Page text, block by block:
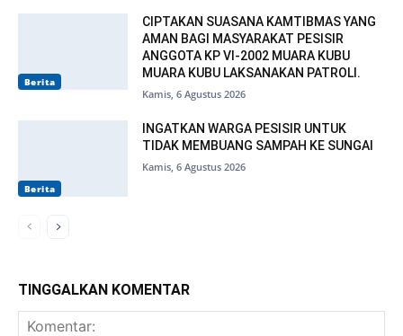
Berita
CIPTAKAN SUASANA KAMTIBMAS YANG
AMAN BAGI MASYARAKAT PESISIR
ANGGOTA KP VI-2002 MUARA KUBU
MUARA KUBU LAKSANAKAN PATROLI.
Kamis, 6 Agustus 2026
Berita
INGATKAN WARGA PESISIR UNTUK
TIDAK MEMBUANG SAMPAH KE SUNGAI
Kamis, 6 Agustus 2026
TINGGALKAN KOMENTAR